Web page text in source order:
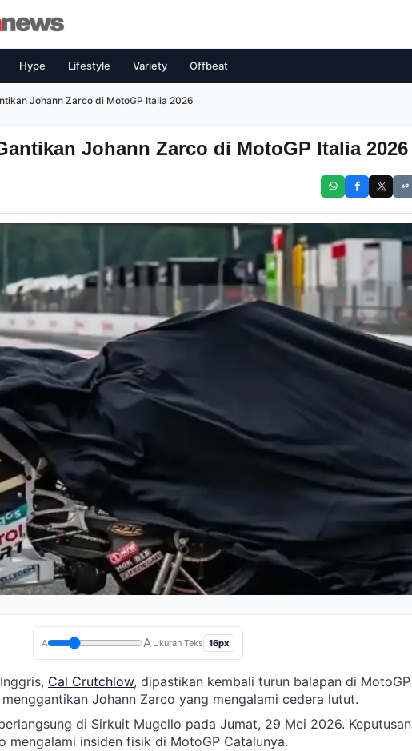
Hype Lifestyle Variety Offbeat
Johann Zarco di MotoGP Italia 2026
Johann Zarco di MotoGP Italia 2026
A A Ukuran Teks 16px
Cal Crutchlow, dipastikan kembali turun balapan di MotoGP
Johann Zarco yang mengalami cedera lutut.
di Sirkuit Mugello pada Jumat, 29 Mei 2026. Keputusan
mengalami insiden fisik di MotoGP Catalunya.